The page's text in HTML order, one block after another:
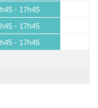
- 17h45
- 17h45
- 17h45